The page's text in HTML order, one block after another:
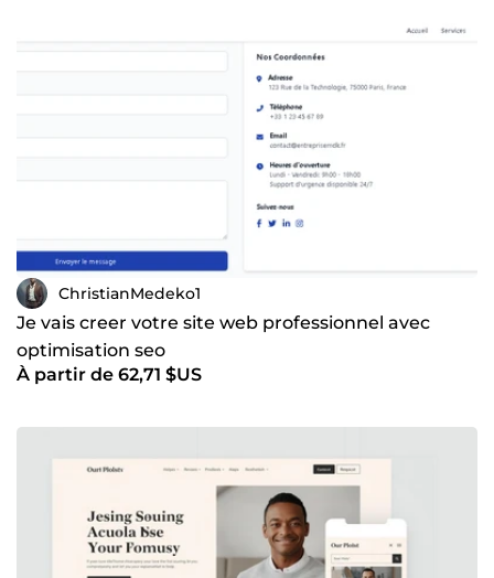
ChristianMedeko1
Je vais creer votre site web professionnel avec
optimisation seo
À partir de 62,71 $US